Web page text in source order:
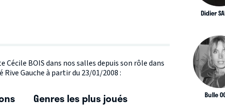
BOIS dans nos salles depuis son rôle dans
Gauche à partir du 23/01/2008 :
Genres les plus joués
Didier
Bulle